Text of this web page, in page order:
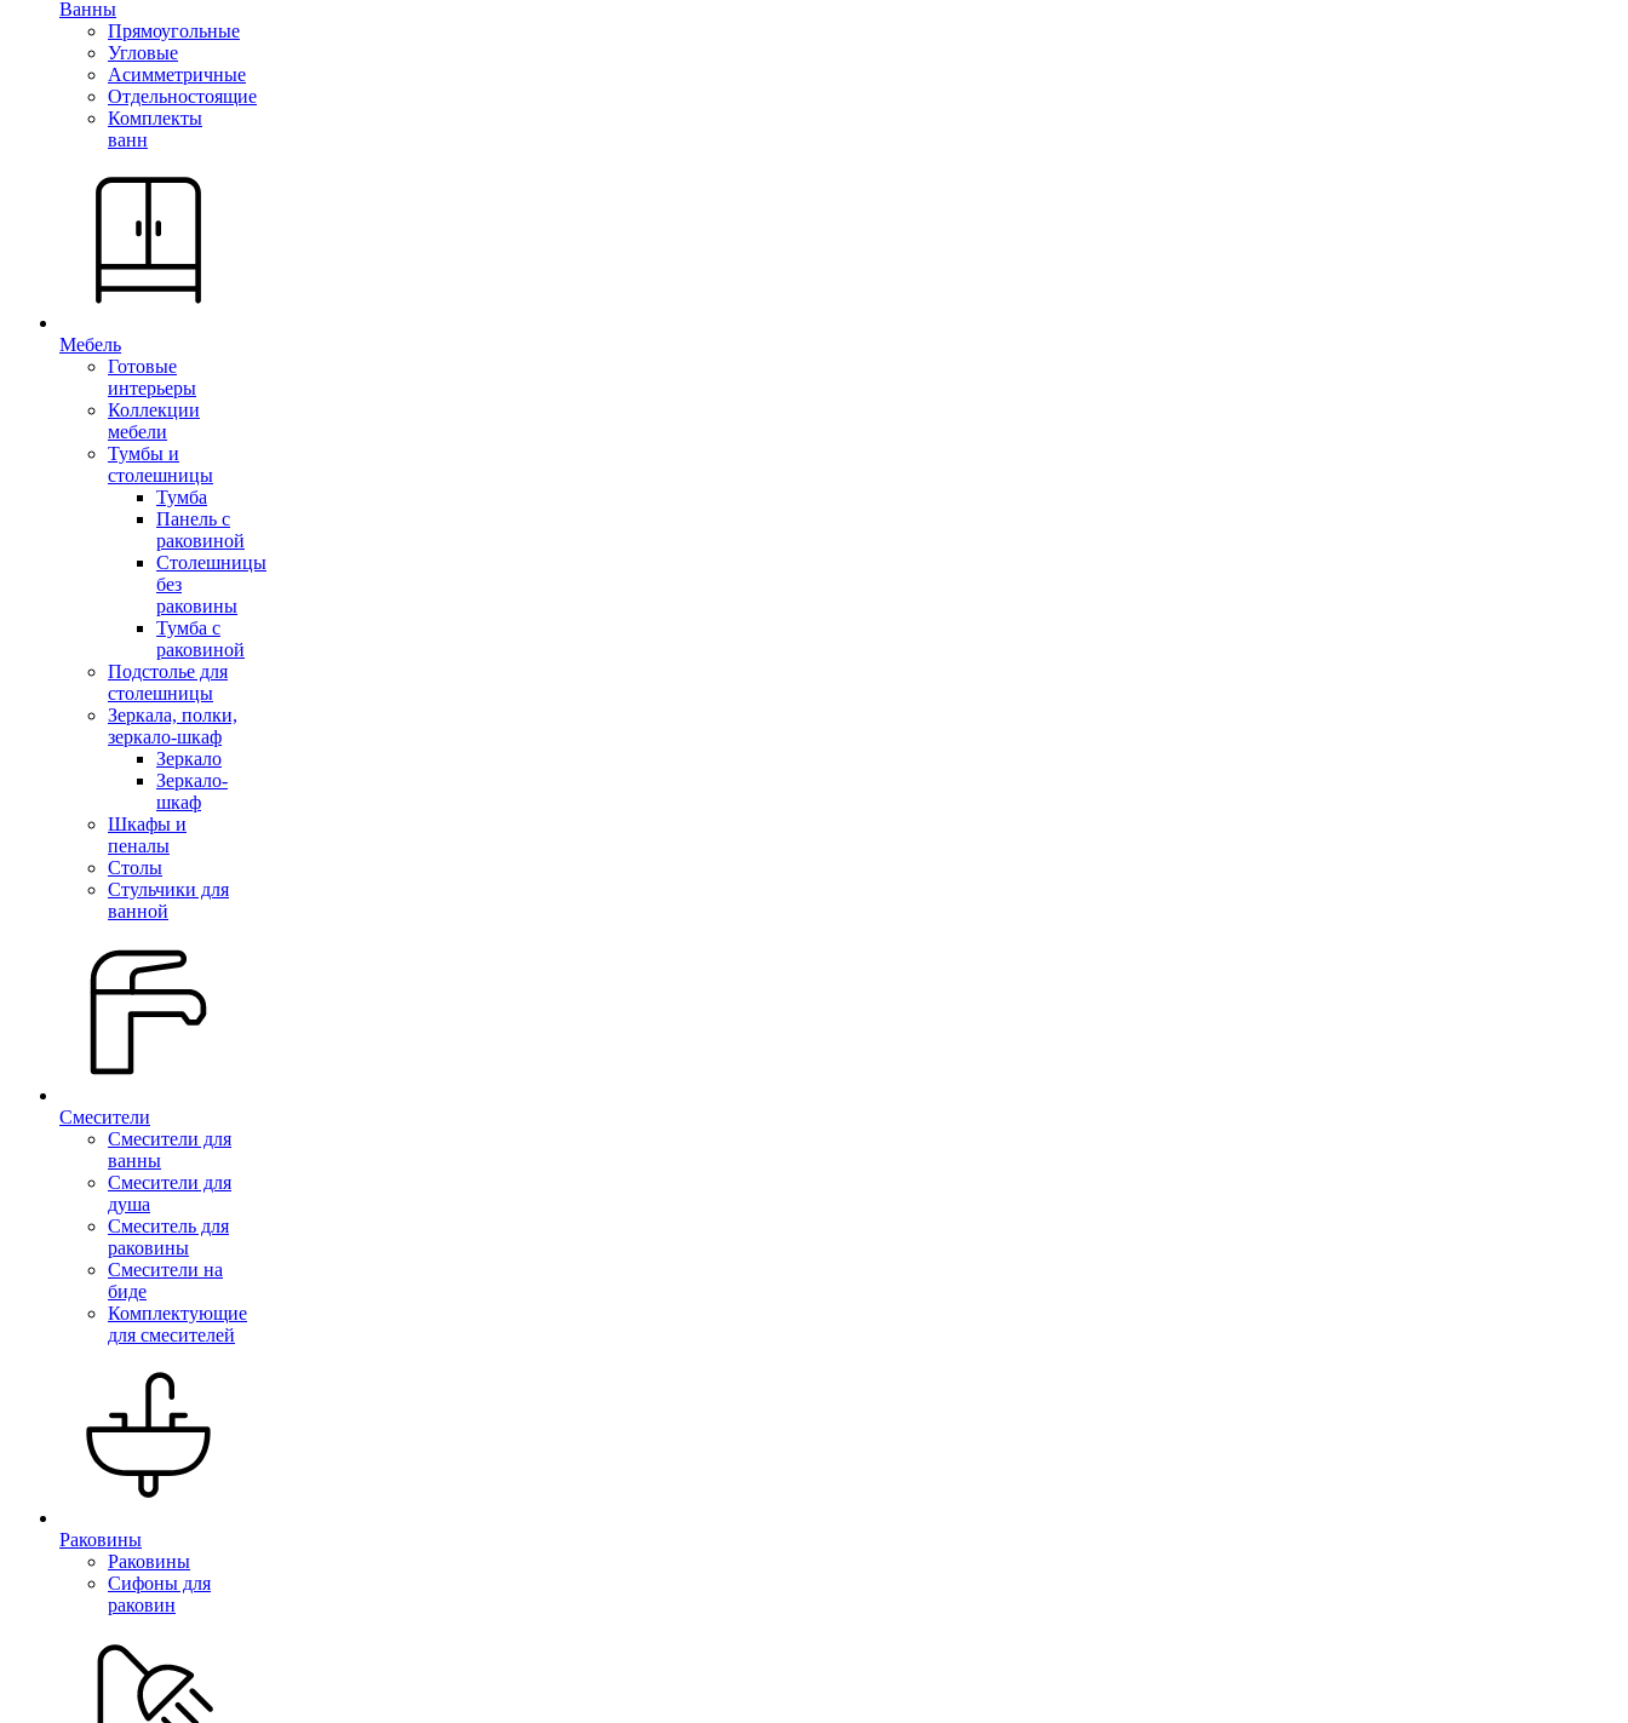
Ванны
Прямоугольные
Угловые
Асимметричные
Отдельностоящие
Комплекты
ванн
Мебель
Готовые
интерьеры
Коллекции
мебели
Тумбы и
столешницы
Тумба
Панель с
раковиной
Столешницы
без
раковины
Тумба с
раковиной
Подстолье для
столешницы
Зеркала, полки,
зеркало-шкаф
Зеркало
Зеркало-
шкаф
Шкафы и
пеналы
Столы
Стульчики для
ванной
Смесители
Смесители для
ванны
Смесители для
душа
Смеситель для
раковины
Смесители на
биде
Комплектующие
для смесителей
Раковины
Раковины
Сифоны для
раковин